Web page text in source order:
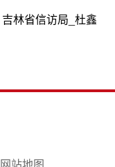
吉林省信访局_杜鑫